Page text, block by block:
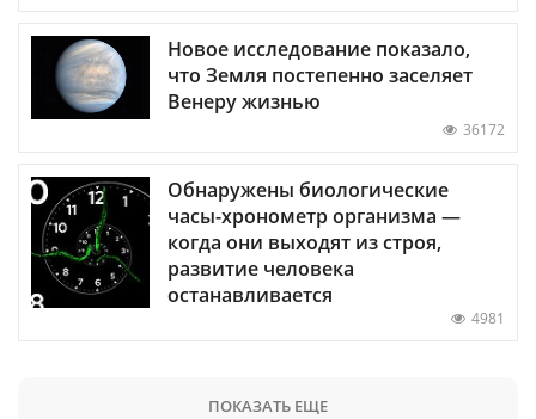
Новое исследование показало,
что Земля постепенно заселяет
Венеру жизнью
36172
Обнаружены биологические
часы-хронометр организма —
когда они выходят из строя,
развитие человека
останавливается
4981
ПОКАЗАТЬ ЕЩЕ